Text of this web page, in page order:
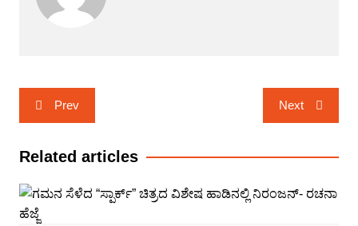
Post
navigation
Prev Next
Related articles